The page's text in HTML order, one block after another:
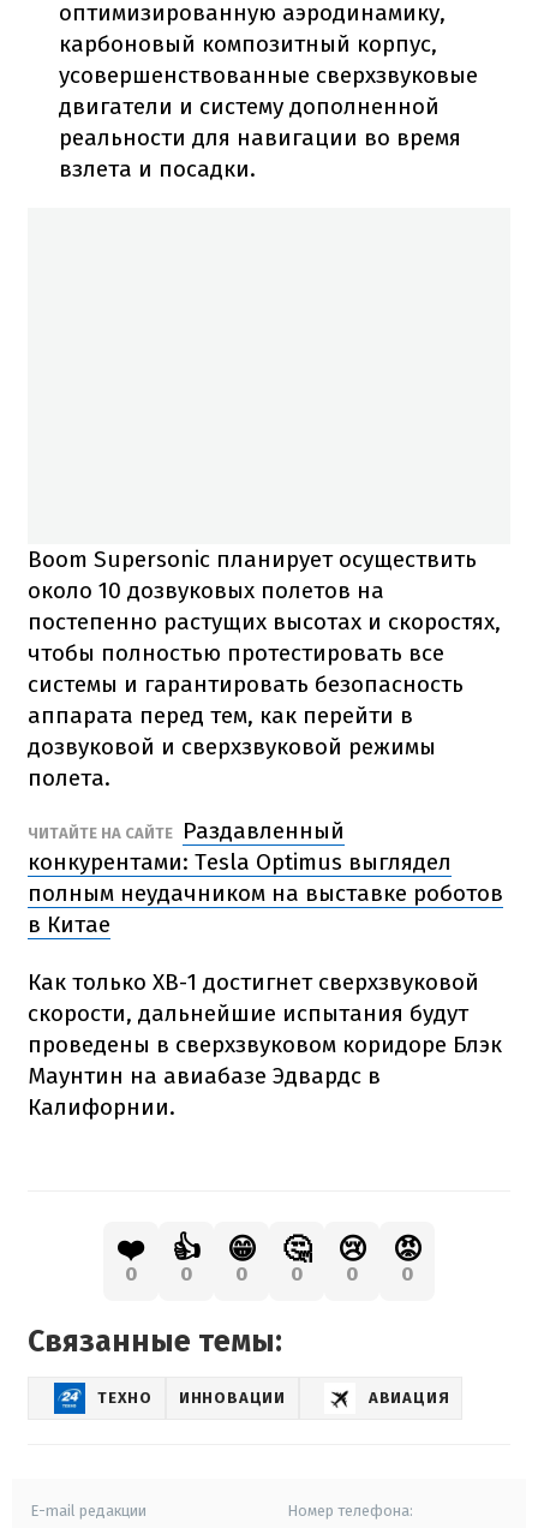
оптимизированную аэродинамику,
карбоновый композитный корпус,
усовершенствованные сверхзвуковые
двигатели и систему дополненной
реальности для навигации во время
взлета и посадки.
Boom Supersonic планирует осуществить
около 10 дозвуковых полетов на
постепенно растущих высотах и скоростях,
чтобы полностью протестировать все
системы и гарантировать безопасность
аппарата перед тем, как перейти в
дозвуковой и сверхзвуковой режимы
полета.
ЧИТАЙТЕ НА САЙТЕ
Раздавленный
конкурентами: Tesla Optimus выглядел
полным неудачником на выставке роботов
в Китае
Как только XB-1 достигнет сверхзвуковой
скорости, дальнейшие испытания будут
проведены в сверхзвуковом коридоре Блэк
Маунтин на авиабазе Эдвардс в
Калифорнии.
❤️
0
👍
0
😁
0
🤔
0
😢
0
😡
0
Связанные темы:
ТЕХНО ИННОВАЦИИ АВИАЦИЯ
E-mail редакции Номер телефона: